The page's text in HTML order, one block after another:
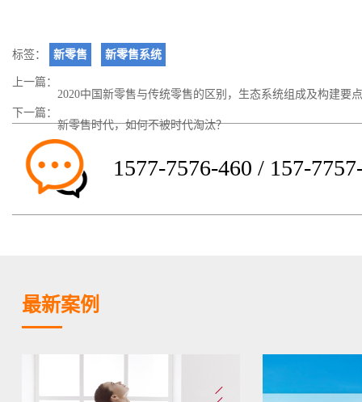
标签： 新零售 新零售系统
上一篇： 2020中国新零售与传统零售的区别，生态系统组成及构建要
下一篇：新零售时代，如何不被时代淘汰？
1577-7576-460 / 157-
最新案例